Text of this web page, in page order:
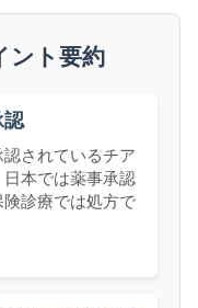
ント要約
認
されているチア
本では薬事承認
診療では処方で